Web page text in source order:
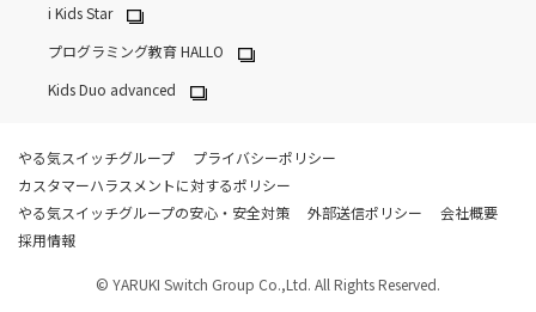
i Kids Star
プログラミング教育 HALLO
Kids Duo advanced
やる気スイッチグループ
プライバシーポリシー
カスタマーハラスメントに対するポリシー
やる気スイッチグループの安心・安全対策
外部送信ポリシー
会社概要
採用情報
© YARUKI Switch Group Co.,Ltd. All Rights Reserved.